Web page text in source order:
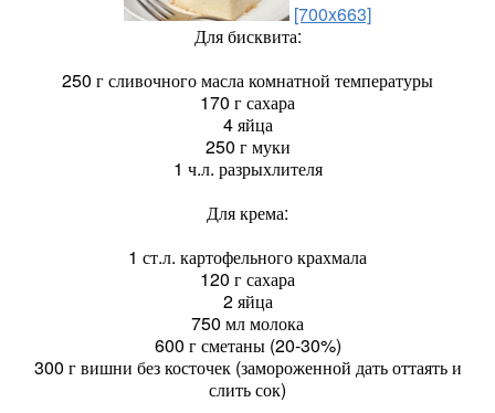
[700x663]
Для бисквита:
250 г сливочного масла комнатной температуры
170 г сахара
4 яйца
250 г муки
1 ч.л. разрыхлителя
Для крема:
1 ст.л. картофельного крахмала
120 г сахара
2 яйца
750 мл молока
600 г сметаны (20-30%)
300 г вишни без косточек (замороженной дать оттаять и
слить сок)